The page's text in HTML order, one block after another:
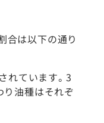
合は以下の通り
れています。3
り油種はそれぞ